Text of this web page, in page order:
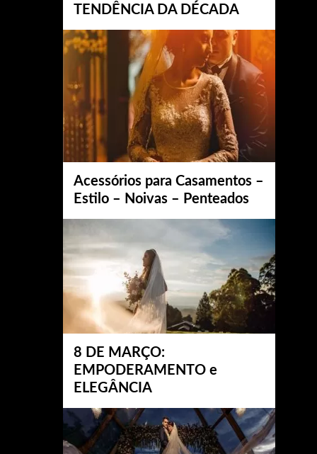
TENDÊNCIA DA DÉCADA
Acessórios para Casamentos –
Estilo – Noivas – Penteados
8 DE MARÇO:
EMPODERAMENTO e
ELEGÂNCIA